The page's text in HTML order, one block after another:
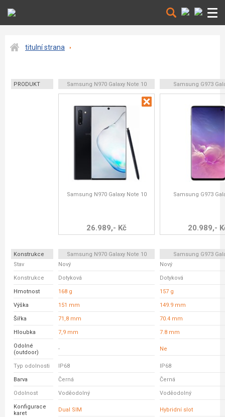
titulní strana
PRODUKT Samsung N970 Galaxy Note 10 Samsung G973
Samsung N970 Galaxy Note 10
26.989,- Kč
Samsung G973
20.989,-
Konstrukce Samsung N970 Galaxy Note 10
Samsung G973
Stav
Nový Nový
Konstrukce Dotyková Dotyková
Hmotnost 168 g 157 g
Výška 151 mm 149.9 mm
Šířka 71,8 mm 70.4 mm
Hloubka 7,9 mm 7.8 mm
Odolné
(outdoor)
- Ne
Typ odolnosti IP68 IP68
Barva Černá Černá
Odolnost Voděodolný Voděodolný
Konfigurace
karet
Dual SIM Hybridní slot